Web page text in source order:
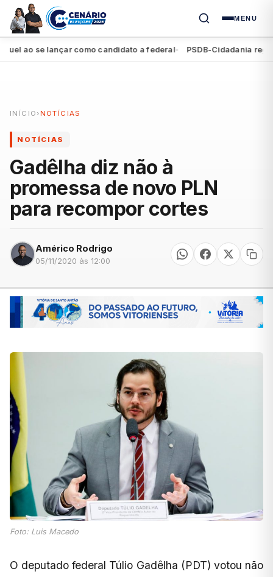
MENU
ao se lançar como candidato a federal● PSDB-Cidadania registra
INÍCIO › NOTÍCIAS
NOTÍCIAS
Gadêlha diz não à
promessa de novo PLN
para recompor cortes
Américo Rodrigo
05/11/2020 às 12:00
Foto: Luis Macedo
O deputado federal Túlio Gadêlha (PDT) votou não